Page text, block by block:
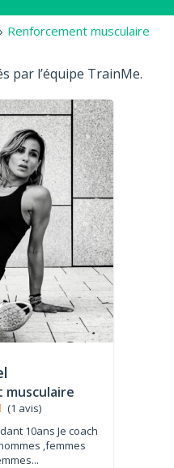
› Renforcement musculaire
par l’équipe TrainMe.
musculaire
(1 avis)
10ans Je coach
,femmes